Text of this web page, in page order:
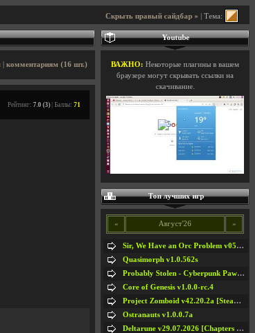
Скрыть правый сайдбар » | Тема:
комментариям (16 шт.)
Рейтинг: 7.0 (3) | Баллы: 71
Youtube
ВАЖНО: Некоторые плагины в вашем
браузере могут скрывать ссылки на
скачивание.
Топ лучших игр
« Август'26 »
Sir, We Have an Orc Problem v05.08.2026
Quasimorph v1.0.562s
Probably Stolen - Cyberpunk Pawnshop Simulator v048c [Playtest]
Core of Genesis v1.0.0-rc.4
Project Zomboid v42.20.2a [Steam Early Access]
Ostranauts v1.0.0.7a
Deltarune v29.07.2026 [Chapters 1-5] / + RUS [Chapters 1-5]